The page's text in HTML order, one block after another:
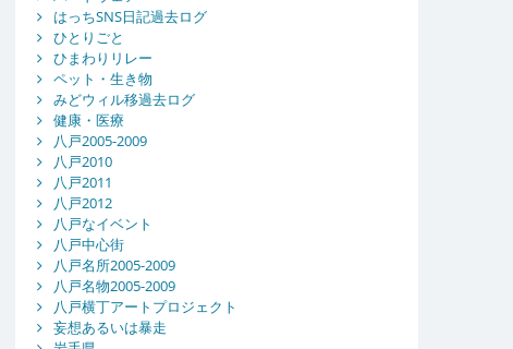
はっちSNS日記過去ログ
ひとりごと
ひまわりリレー
ペット・生き物
みどウィル移過去ログ
健康・医療
八戸2005-2009
八戸2010
八戸2011
八戸2012
八戸なイベント
八戸中心街
八戸名所2005-2009
八戸名物2005-2009
八戸横丁アートプロジェクト
妄想あるいは暴走